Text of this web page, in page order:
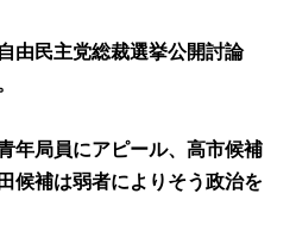
由民主党総裁選挙公開討論
年局員にアピール、高市候補
候補は弱者によりそう政治を